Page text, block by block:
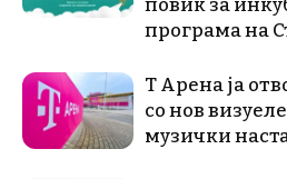
повик за
програма на
Т Арена ја
со нов
музички